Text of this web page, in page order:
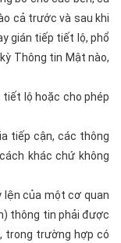
cả trước và sau khi
gián tiếp tiết lộ, phổ
Thông tin Mật nào,
lộ hoặc cho phép
tiếp cận, các thông
khác chứ không
của một cơ quan
thông tin phải được
trong trường hợp có